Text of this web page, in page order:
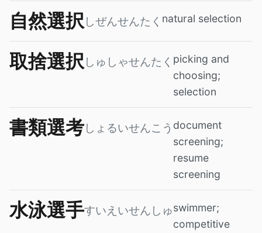
自然選択 しぜんせんたく natural selection
取捨選択 しゅしゃせんたく picking and
choosing;
selection
書類選考しょるいせんこう document
screening;
resume
screening
水泳選手すいえいせんしゅswimmer;
competitive